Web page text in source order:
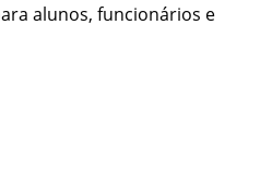
alunos, funcionários e